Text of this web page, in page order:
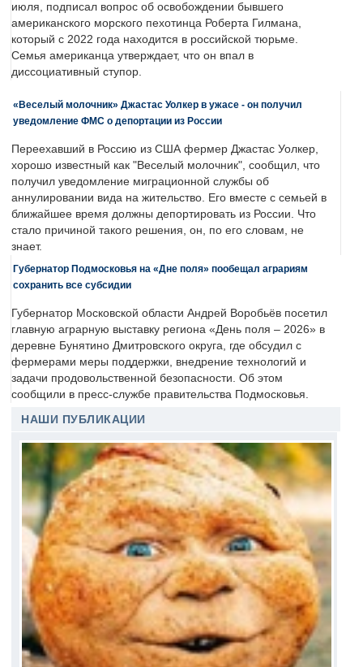
июля, подписал вопрос об освобождении бывшего
американского морского пехотинца Роберта Гилмана,
который с 2022 года находится в российской тюрьме.
Семья американца утверждает, что он впал в
диссоциативный ступор.
«Веселый молочник» Джастас Уолкер в ужасе - он получил
уведомление ФМС о депортации из России
Переехавший в Россию из США фермер Джастас Уолкер,
хорошо известный как "Веселый молочник", сообщил, что
получил уведомление миграционной службы об
аннулировании вида на жительство. Его вместе с семьей в
ближайшее время должны депортировать из России. Что
стало причиной такого решения, он, по его словам, не
знает.
Губернатор Подмосковья на «Дне поля» пообещал аграриям
сохранить все субсидии
Губернатор Московской области Андрей Воробьёв посетил
главную аграрную выставку региона «День поля – 2026» в
деревне Бунятино Дмитровского округа, где обсудил с
фермерами меры поддержки, внедрение технологий и
задачи продовольственной безопасности. Об этом
сообщили в пресс-службе правительства Подмосковья.
НАШИ ПУБЛИКАЦИИ